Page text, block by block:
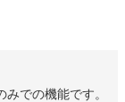
での機能です。